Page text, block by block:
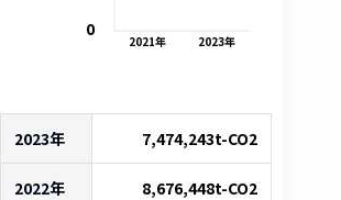
2021年 2023年
0
2023年 7,474,243t-CO2
2022年 8,676,448t-CO2